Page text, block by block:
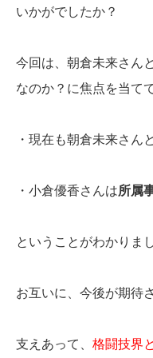
いかがでしたか？
今回は、朝倉未来さん
なのか？に焦点を当て
・現在も朝倉未来さん
・小倉優香さんは所属
ということがわかりま
お互いに、今後が期待
支えあって、 格闘技界